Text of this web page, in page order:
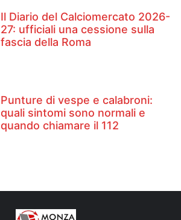
Il Diario del Calciomercato 2026-
27: ufficiali una cessione sulla
fascia della Roma
Punture di vespe e calabroni:
quali sintomi sono normali e
quando chiamare il 112